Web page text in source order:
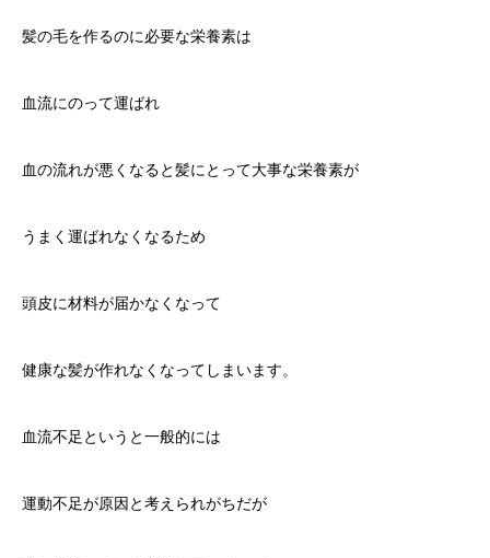
髪の毛を作るのに必要な栄養素は
血流にのって運ばれ
血の流れが悪くなると髪にとって大事な栄養素が
うまく運ばれなくなるため
頭皮に材料が届かなくなって
健康な髪が作れなくなってしまいます。
血流不足というと一般的には
運動不足が原因と考えられがちだが